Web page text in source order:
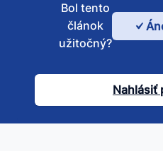
Bol tento
článok
užitočný?
Nahlásiť